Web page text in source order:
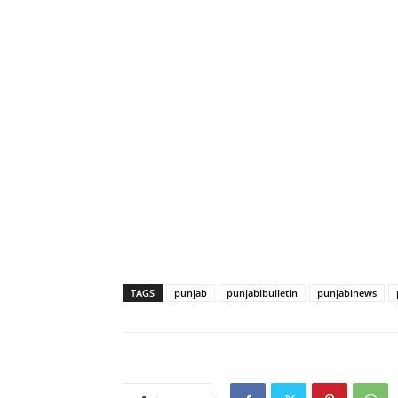
TAGS punjab punjabibulletin punjabinews